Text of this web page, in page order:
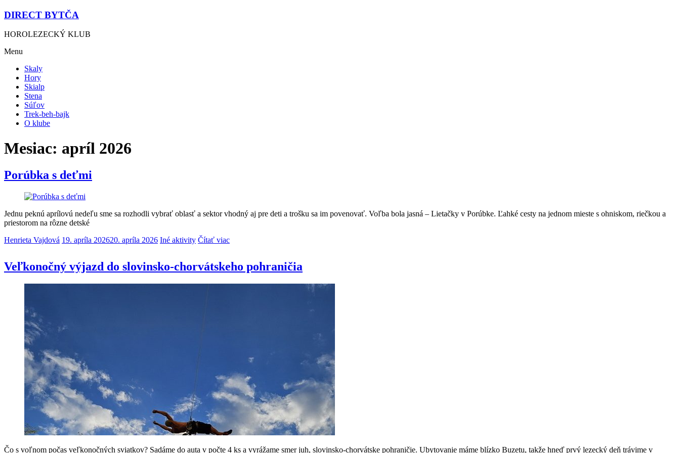
DIRECT BYTČA
HOROLEZECKÝ KLUB
Menu
Skaly
Hory
Skialp
Stena
Súľov
Trek-beh-bajk
O klube
Mesiac: apríl 2026
Porúbka s deťmi
Jednu peknú aprílovú nedeľu sme sa rozhodli vybrať oblasť a sektor vhodný aj pre deti a trošku sa im povenovať. Voľba bola jasná – Lietačky v Porúbke. Ľahké cesty na jednom mieste s ohniskom, riečkou a
priestorom na rôzne detské
Henrieta Vajdová 19. apríla 202620. apríla 2026 Iné aktivity Čítať viac
Veľkonočný výjazd do slovinsko-chorvátskeho pohraničia
Čo s voľnom počas veľkonočných sviatkov? Sadáme do auta v počte 4 ks a vyrážame smer juh, slovinsko-chorvátske pohraničie. Ubytovanie máme blízko Buzetu, takže hneď prvý lezecký deň trávime v